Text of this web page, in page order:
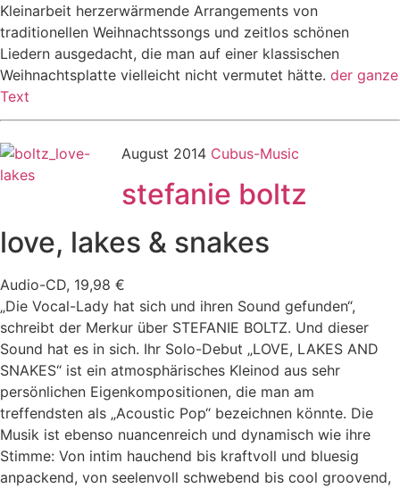
Kleinarbeit herzerwärmende Arrangements von
traditionellen Weihnachtssongs und zeitlos schönen
Liedern ausgedacht, die man auf einer klassischen
Weihnachtsplatte vielleicht nicht vermutet hätte. der ganze
Text
August 2014 Cubus-Music
stefanie boltz
love, lakes & snakes
Audio-CD, 19,98 €
„Die Vocal-Lady hat sich und ihren Sound gefunden“,
schreibt der Merkur über STEFANIE BOLTZ. Und dieser
Sound hat es in sich. Ihr Solo-Debut „LOVE, LAKES AND
SNAKES“ ist ein atmosphärisches Kleinod aus sehr
persönlichen Eigenkompositionen, die man am
treffendsten als „Acoustic Pop“ bezeichnen könnte. Die
Musik ist ebenso nuancenreich und dynamisch wie ihre
Stimme: Von intim hauchend bis kraftvoll und bluesig
anpackend, von seelenvoll schwebend bis cool groovend,